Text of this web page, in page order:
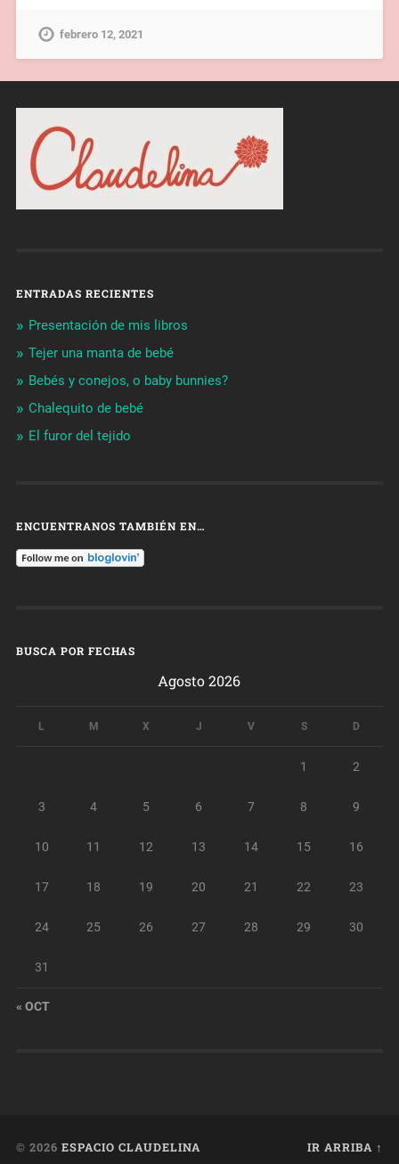
febrero 12, 2021
ENTRADAS RECIENTES
Presentación de mis libros
Tejer una manta de bebé
Bebés y conejos, o baby bunnies?
Chalequito de bebé
El furor del tejido
ENCUENTRANOS TAMBIÉN EN…
BUSCA POR FECHAS
Agosto 2026
L M X J V S D
1 2
3 4 5 6 7 8 9
10 11 12 13 14 15 16
17 18 19 20 21 22 23
24 25 26 27 28 29 30
31
« OCT
© 2026 ESPACIO CLAUDELINA IR ARRIBA ↑